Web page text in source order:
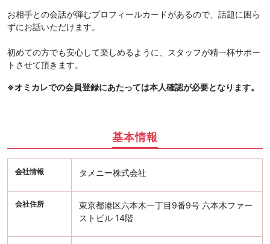
お相手との会話が弾むプロフィールカードがあるので、話題に困ら
ずにお話いただけます。
初めての方でも安心して楽しめるように、スタッフが精一杯サポー
トさせて頂きます。
※オミカレでの会員登録にあたっては本人確認が必要となります。
基本情報
会社情報 タメニー株式会社
会社住所
東京都港区六本木一丁目9番9号 六本木ファー
ストビル 14階